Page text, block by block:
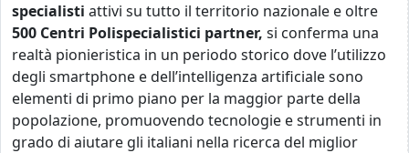
specialisti attivi su tutto il territorio nazionale e oltre
500 Centri Polispecialistici partner, si conferma una
realtà pionieristica in un periodo storico dove l’utilizzo
degli smartphone e dell’intelligenza artificiale sono
elementi di primo piano per la maggior parte della
popolazione, promuovendo tecnologie e strumenti in
grado di aiutare gli italiani nella ricerca del miglior